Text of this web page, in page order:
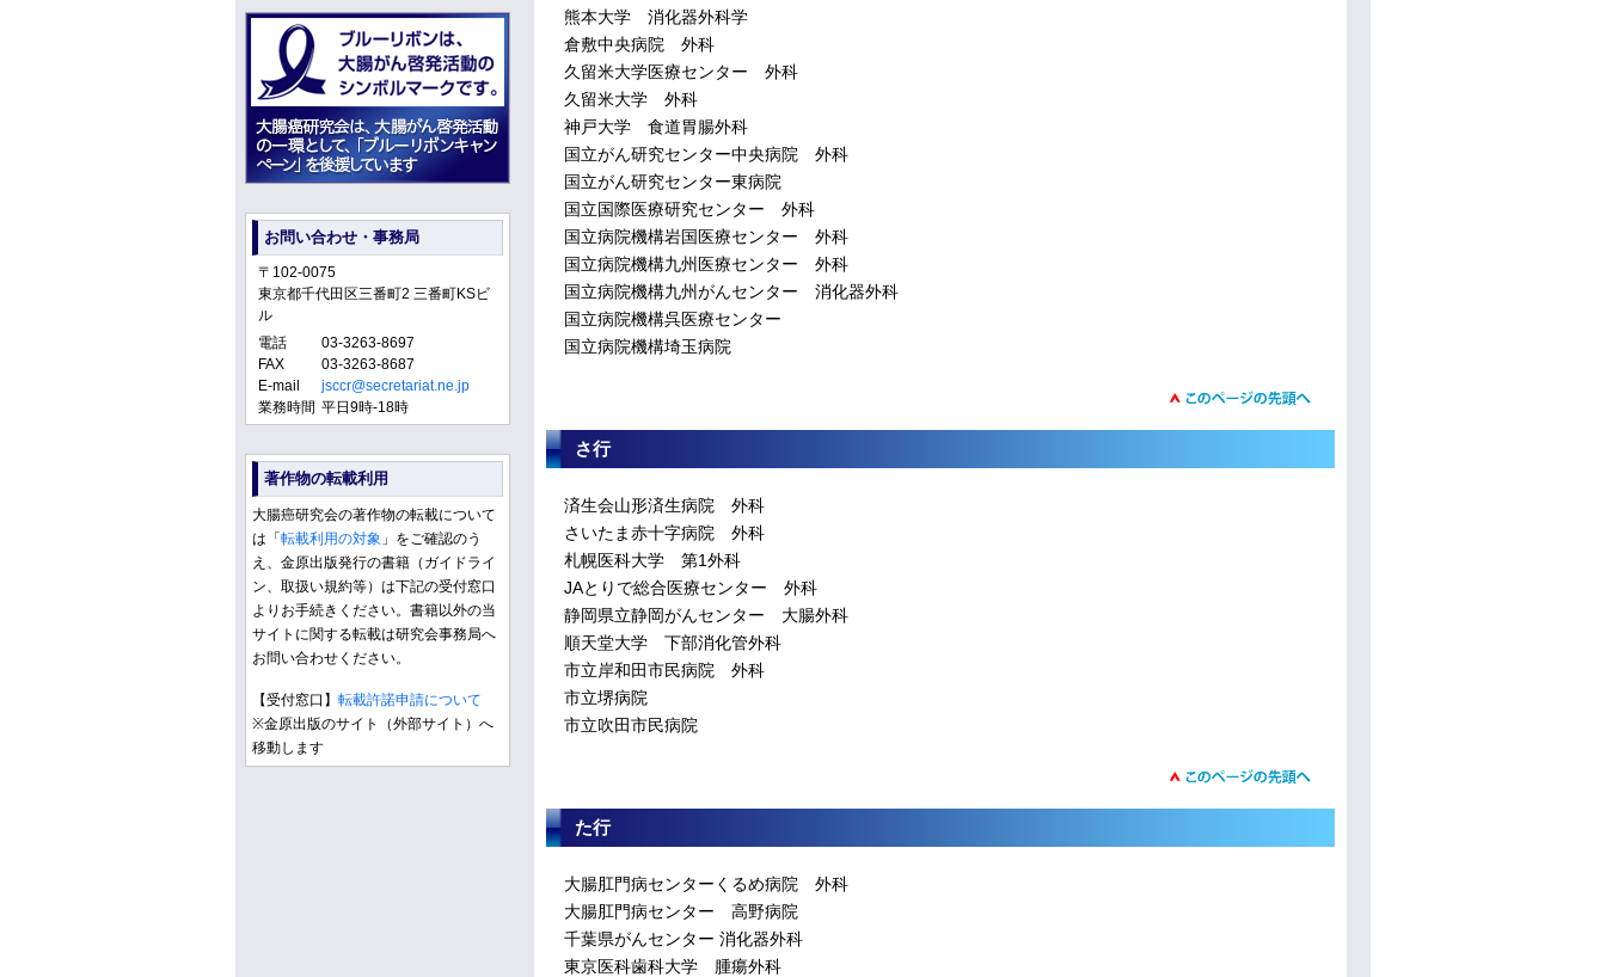
熊本大学 消化器外科学
倉敷中央病院 外科
久留米大学医療センター 外科
久留米大学 外科
神戸大学 食道胃腸外科
国立がん研究センター中央病院 外科
国立がん研究センター東病院
国立国際医療研究センター 外科
国立病院機構岩国医療センター 外科
国立病院機構九州医療センター 外科
国立病院機構九州がんセンター 消化器外科
国立病院機構呉医療センター
国立病院機構埼玉病院
さ行
済生会山形済生病院 外科
さいたま赤十字病院 外科
札幌医科大学 第1外科
JAとりで総合医療センター 外科
静岡県立静岡がんセンター 大腸外科
順天堂大学 下部消化管外科
市立岸和田市民病院 外科
市立堺病院
市立吹田市民病院
た行
大腸肛門病センターくるめ病院 外科
大腸肛門病センター 高野病院
千葉県がんセンター 消化器外科
東京医科歯科大学 腫瘍外科
お問い合わせ・事務局
〒102-0075
東京都千代田区三番町2 三番町KSビ
ル
電話
03-3263-8697
FAX
03-3263-8687
E-mail
jsccr@secretariat.ne.jp
業務時間 平日9時-18時
著作物の転載利用
大腸癌研究会の著作物の転載について
は「転載利用の対象 」をご確認のう
え、金原出版発行の書籍（ガイドライ
ン、取扱い規約等）は下記の受付窓口
よりお手続きください。書籍以外の当
サイトに関する転載は研究会事務局へ
お問い合わせください。
【受付窓口】 転載許諾申請について
※金原出版のサイト（外部サイト）へ
移動します